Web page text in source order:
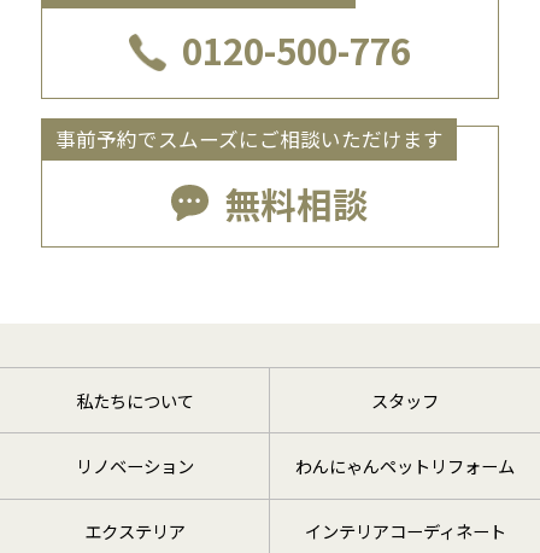
0120-500-776
事前予約でスムーズにご相談いただけます
無料相談
私たちについて スタッフ
リノベーション わんにゃんペットリフォーム
エクステリア インテリアコーディネート